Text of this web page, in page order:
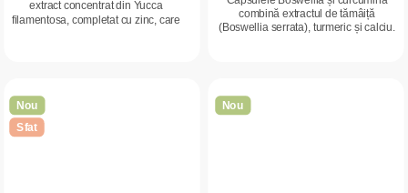
extract concentrat din Yucca
filamentosa, completat cu zinc, care
combină extractul de tămâiță
(Boswellia serrata), turmeric și calciu.
Nou
Sfat
Nou